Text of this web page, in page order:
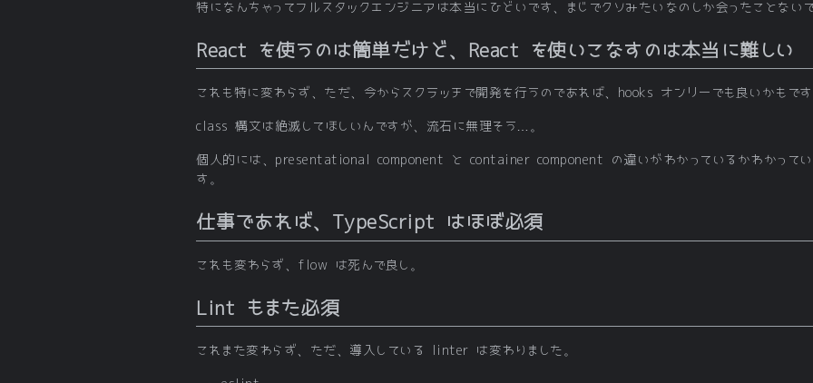
特になんちゃってフルスタックエンジニアは本当にひどいです、まじでクソみたいなのしか会ったことないで
React を使うのは簡単だけど、React を使いこなすのは本当に難しい
これも特に変わらず、ただ、今からスクラッチで開発を行うのであれば、hooks オンリーでも良いかもです
class 構文は絶滅してほしいんですが、流石に無理そう…。
個人的には、presentational component と container component の違いがわかっているかわかってい
す。
仕事であれば、TypeScript はほぼ必須
これも変わらず、flow は死んで良し。
Lint もまた必須
これまた変わらず、ただ、導入している linter は変わりました。